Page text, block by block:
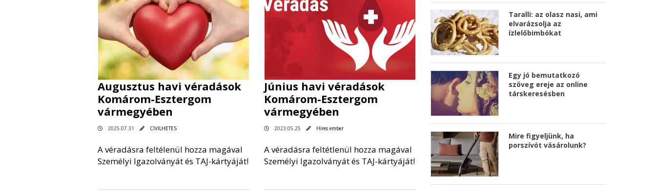
Augusztus havi véradások
Komárom-Esztergom
vármegyében
2025.07.31 CIVILHETES
A véradásra feltélenül hozza magával
Személyi Igazolványát és TAJ-kártyáját!
Június havi véradások
Komárom-Esztergom
vármegyében
2023.05.25 Híres ember
A véradásra feltétlenül hozza magával
Személyi Igazolványát és TAJ-kártyáját!
Taralli: az olasz nasi, ami
elvarázsolja az
ízlelőbimbókat
Egy jó bemutatkozó
szöveg ereje az online
társkeresésben
Mire figyeljünk, ha
porszívót vásárolunk?